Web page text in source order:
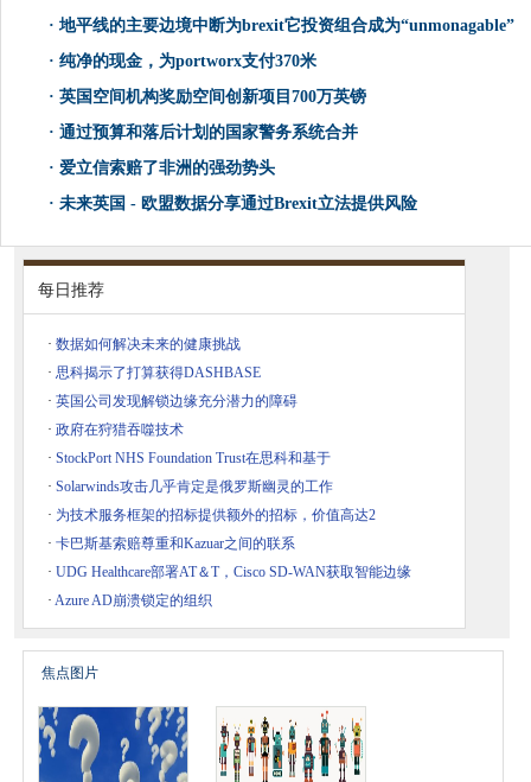
· 地平线的主要边境中断为brexit它投资组合成为“unmonagable”
· 纯净的现金，为portworx支付370米
· 英国空间机构奖励空间创新项目700万英镑
· 通过预算和落后计划的国家警务系统合并
· 爱立信索赔了非洲的强劲势头
· 未来英国 - 欧盟数据分享通过Brexit立法提供风险
每日推荐
· 数据如何解决未来的健康挑战
· 思科揭示了打算获得DASHBASE
· 英国公司发现解锁边缘充分潜力的障碍
· 政府在狩猎吞噬技术
· StockPort NHS Foundation Trust在思科和基于
· Solarwinds攻击几乎肯定是俄罗斯幽灵的工作
· 为技术服务框架的招标提供额外的招标，价值高达2
· 卡巴斯基索赔尊重和Kazuar之间的联系
· UDG Healthcare部署AT＆T，Cisco SD-WAN获取智能边缘
· Azure AD崩溃锁定的组织
焦点图片